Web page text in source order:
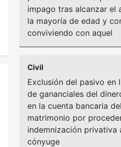
impago tras alcanzar el
la mayoría de edad y
conviviendo con aquel
Civil
Exclusión del pasivo en
de gananciales del
en la cuenta bancaria del
matrimonio por
indemnización privativa
cónyuge